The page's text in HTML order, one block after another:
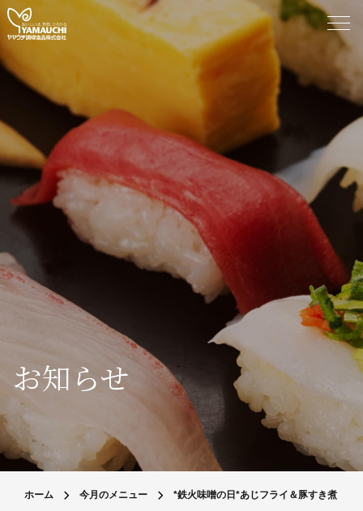
お知らせ
ホーム 今月のメニュー *鉄火味噌の日*あじフライ＆豚すき煮